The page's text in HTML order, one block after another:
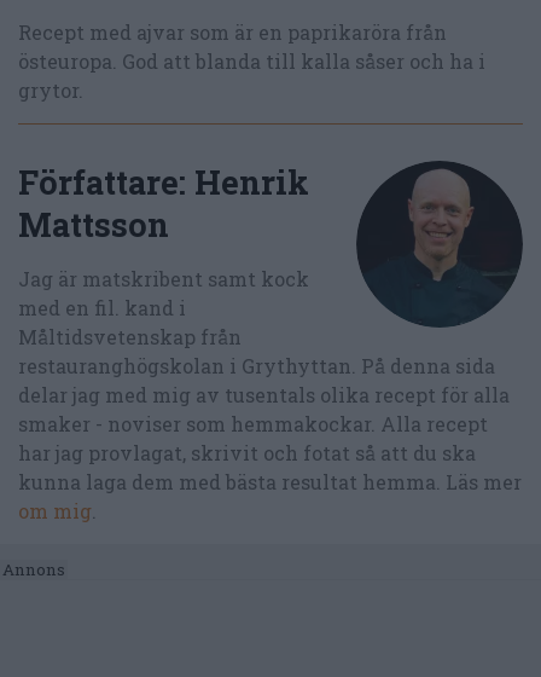
Recept med ajvar som är en paprikaröra från
östeuropa. God att blanda till kalla såser och ha i
grytor.
Författare: Henrik
Mattsson
Jag är matskribent samt kock
med en fil. kand i
Måltidsvetenskap från
restauranghögskolan i Grythyttan. På denna sida
delar jag med mig av tusentals olika recept för alla
smaker - noviser som hemmakockar. Alla recept
har jag provlagat, skrivit och fotat så att du ska
kunna laga dem med bästa resultat hemma. Läs mer
om mig